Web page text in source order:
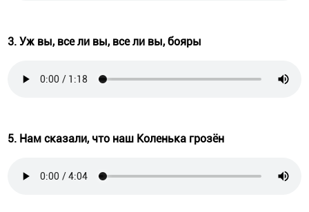
3. Уж вы, все ли вы, все ли вы, бояры
5. Нам сказали, что наш Коленька грозён